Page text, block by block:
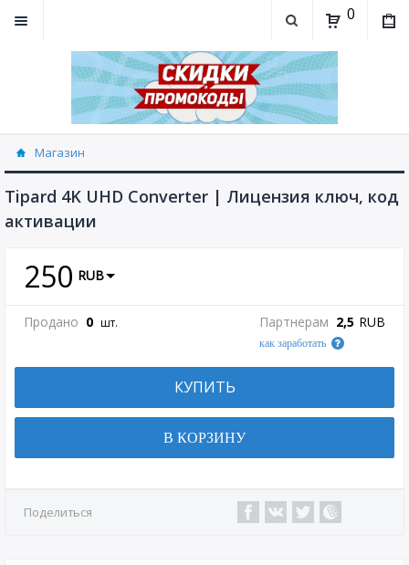
0
Магазин
Tipard 4K UHD Converter | Лицензия ключ, код
активации
250 RUB
Продано 0 шт. Партнерам 2,5 RUB
как заработать
КУПИТЬ
В КОРЗИНУ
Поделиться